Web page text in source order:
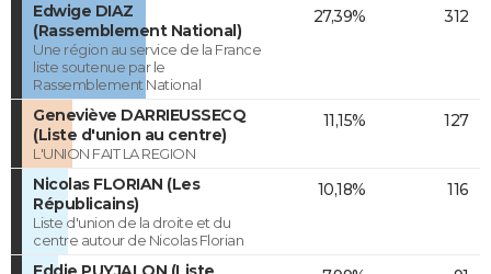
Edwige DIAZ
(Rassemblement National)
Une région au service de la France
liste soutenue par le
Rassemblement National
27,39% 312
Geneviève DARRIEUSSECQ
(Liste d'union au centre)
L'UNION FAIT LA REGION
11,15% 127
Nicolas FLORIAN (Les
Républicains)
Liste d'union de la droite et du
centre autour de Nicolas Florian
10,18% 116